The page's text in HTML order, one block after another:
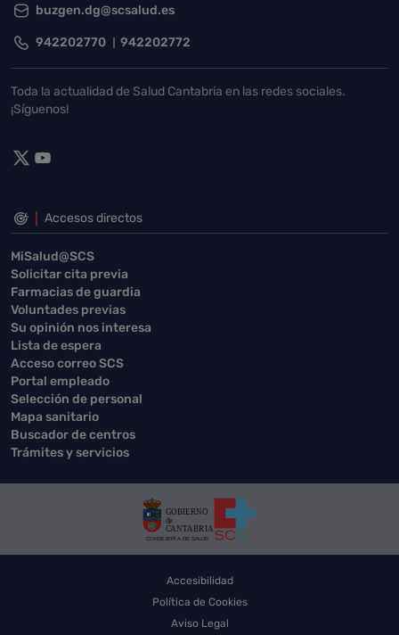
buzgen.dg@scsalud.es
942202770 942202772
Toda la actualidad de Salud Cantabria en las redes sociales.
¡Síguenos!
Accesos directos
MiSalud@SCS
Solicitar cita previa
Farmacias de guardia
Voluntades previas
Su opinión nos interesa
Lista de espera
Acceso correo SCS
Portal empleado
Selección de personal
Mapa sanitario
Buscador de centros
Trámites y servicios
Accesibilidad
Política de Cookies
Aviso Legal